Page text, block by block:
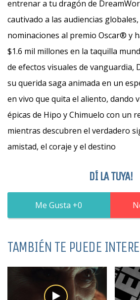
entrenar a tu dragón de
cautivado a las audiencias
nominaciones al premio Oscar® y
$1.6 mil millones en la taquilla
de efectos visuales de vanguardia,
su querida saga animada en un
en vivo que quita el aliento, dando
épicas de Hipo y Chimuelo con un
mientras descubren el verdadero
amistad, el coraje y el destino
DÍ LA TUYA!
0
TAMBIÉN TE PUEDE